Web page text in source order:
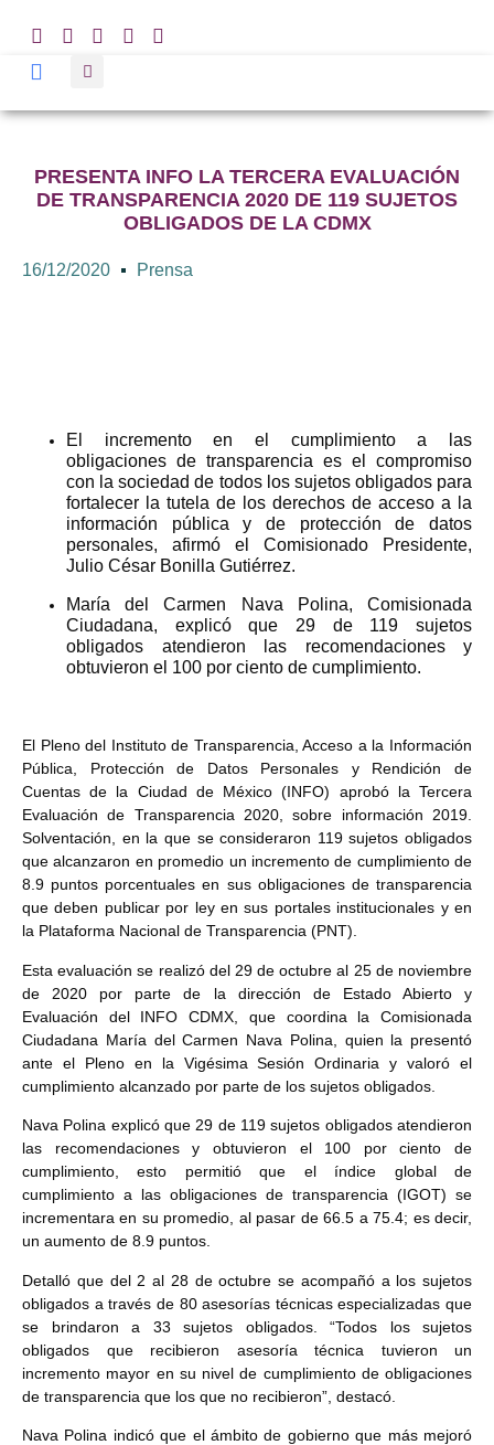
PRESENTA INFO LA TERCERA EVALUACIÓN
DE TRANSPARENCIA 2020 DE 119 SUJETOS
OBLIGADOS DE LA CDMX
16/12/2020 Prensa
El incremento en el cumplimiento a las
obligaciones de transparencia es el compromiso
con la sociedad de todos los sujetos obligados para
fortalecer la tutela de los derechos de acceso a la
información pública y de protección de datos
personales, afirmó el Comisionado Presidente,
Julio César Bonilla Gutiérrez.
María del Carmen Nava Polina, Comisionada
Ciudadana, explicó que 29 de 119 sujetos
obligados atendieron las recomendaciones y
obtuvieron el 100 por ciento de cumplimiento.
El Pleno del Instituto de Transparencia, Acceso a la Información
Pública, Protección de Datos Personales y Rendición de
Cuentas de la Ciudad de México (INFO) aprobó la Tercera
Evaluación de Transparencia 2020, sobre información 2019.
Solventación, en la que se consideraron 119 sujetos obligados
que alcanzaron en promedio un incremento de cumplimiento de
8.9 puntos porcentuales en sus obligaciones de transparencia
que deben publicar por ley en sus portales institucionales y en
la Plataforma Nacional de Transparencia (PNT).
Esta evaluación se realizó del 29 de octubre al 25 de noviembre
de 2020 por parte de la dirección de Estado Abierto y
Evaluación del INFO CDMX, que coordina la Comisionada
Ciudadana María del Carmen Nava Polina, quien la presentó
ante el Pleno en la Vigésima Sesión Ordinaria y valoró el
cumplimiento alcanzado por parte de los sujetos obligados.
Nava Polina explicó que 29 de 119 sujetos obligados atendieron
las recomendaciones y obtuvieron el 100 por ciento de
cumplimiento, esto permitió que el índice global de
cumplimiento a las obligaciones de transparencia (IGOT) se
incrementara en su promedio, al pasar de 66.5 a 75.4; es decir,
un aumento de 8.9 puntos.
Detalló que del 2 al 28 de octubre se acompañó a los sujetos
obligados a través de 80 asesorías técnicas especializadas que
se brindaron a 33 sujetos obligados. “Todos los sujetos
obligados que recibieron asesoría técnica tuvieron un
incremento mayor en su nivel de cumplimiento de obligaciones
de transparencia que los que no recibieron”, destacó.
Nava Polina indicó que el ámbito de gobierno que más mejoró